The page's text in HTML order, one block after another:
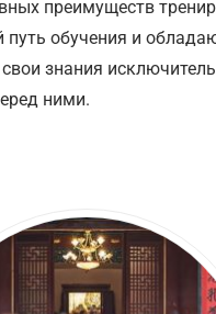
преимуществ
обучения и
знания
ними.